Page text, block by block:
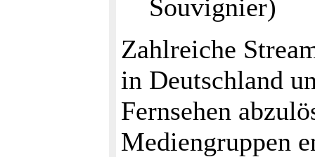
Souvignier)
Zahlreiche
in Deutschland
Fernsehen
Mediengruppen